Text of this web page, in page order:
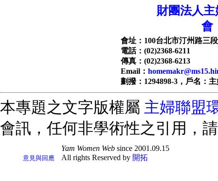
財團法人
會
會址：100台北市汀州路三
電話：(02)2368-6211
傳真：(02)2368-6213
Email：
劃撥：1294898-3，戶名：
本專題之文字版權屬 主婦聯盟
會訊，任何非學術性之引用，
意見與回應
Yam Women Web since 2001.09.15
All rights Reserved by 開拓